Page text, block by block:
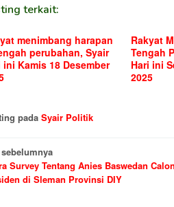
terkait:
menimbang harapan
perubahan, Syair
ini Kamis 18 Desember
Rakyat
Tengah
Hari ini
2025
pada Syair Politik
Survey Tentang Anies Baswedan Calon
di Sleman Provinsi DIY